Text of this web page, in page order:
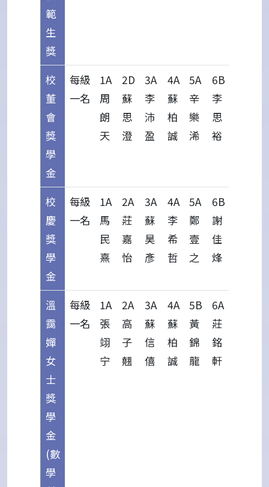
範
生
獎
校
董
會
獎
學
金
每級
一名
1A
周
朗
天
2D
蘇
思
澄
3A
李
沛
盈
4A
蘇
柏
誠
5A
辛
樂
浠
6B
李
思
裕
校
慶
獎
學
金
每級
一名
1A
馬
民
熹
2A
莊
嘉
怡
3A
蘇
昊
彥
4A
李
希
哲
5A
鄭
壹
之
6B
謝
佳
烽
溫
靄
嬋
女
士
獎
學
金
(數
學
每級
一名
1A
張
翊
宁
2A
高
子
翹
3A
蘇
信
僖
4A
蘇
柏
誠
5B
黃
錦
龍
6A
莊
銘
軒